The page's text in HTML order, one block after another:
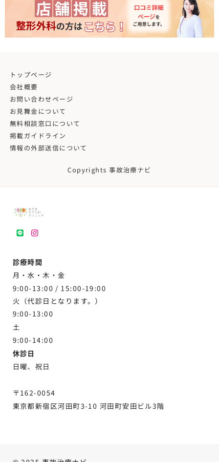
トップページ
会社概要
お問い合わせページ
お見舞金について
無料相談窓口について
掲載ガイドライン
情報の外部送信について
Copyrights 事故治療ナビ
LINEinstagram
診療時間
月・水・木・金
9:00-13:00 / 15:00-19:00
火（代診日となります。）
9:00-13:00
土
9:00-14:00
休診日
日曜、祝日
〒162-0054
東京都新宿区河田町3-10 河田町安田ビル3階